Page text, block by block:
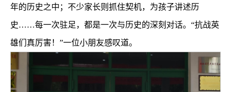
年的历史之中；不少家长则抓住契机，为孩子讲述历
史……每一次驻足，都是一次与历史的深刻对话。“抗战英
雄们真厉害！”一位小朋友感叹道。